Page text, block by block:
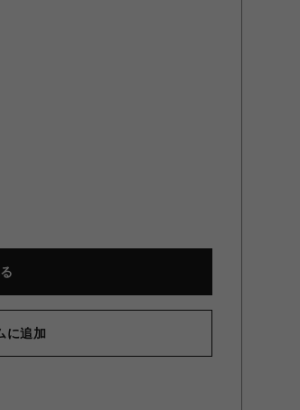
に追加